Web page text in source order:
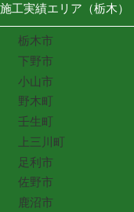
施工実績エリア（栃木）
栃木市
下野市
小山市
野木町
壬生町
上三川町
足利市
佐野市
鹿沼市